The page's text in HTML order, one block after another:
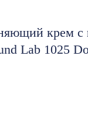
крем с
Lab 1025